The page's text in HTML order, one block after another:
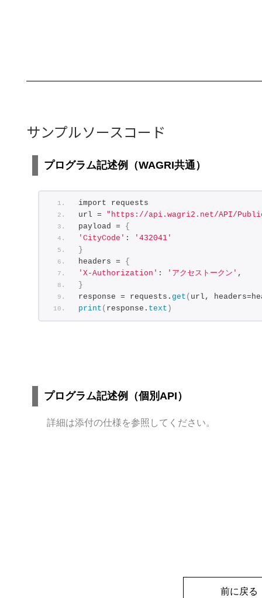
サンプルソースコード
プログラム記述例（WAGRI共通）
import requests
url = "https://api.wagri2.net/API/
payload = {
'CityCode' :
'432041'
}
headers = {
'X-Authorization' : 'アクセストークン' ,
}
response = requests. get ( url,
print ( response. text )
プログラム記述例（個別API）
詳細は添付の仕様を参照してください。
前に戻る